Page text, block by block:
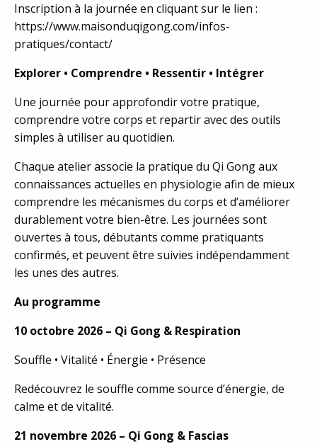
Inscription à la journée en cliquant sur le lien :
https://www.maisonduqigong.com/infos-
pratiques/contact/
Explorer • Comprendre • Ressentir • Intégrer
Une journée pour approfondir votre pratique,
comprendre votre corps et repartir avec des outils
simples à utiliser au quotidien.
Chaque atelier associe la pratique du Qi Gong aux
connaissances actuelles en physiologie afin de mieux
comprendre les mécanismes du corps et d’améliorer
durablement votre bien-être. Les journées sont
ouvertes à tous, débutants comme pratiquants
confirmés, et peuvent être suivies indépendamment
les unes des autres.
Au programme
10 octobre 2026 – Qi Gong & Respiration
Souffle • Vitalité • Énergie • Présence
Redécouvrez le souffle comme source d’énergie, de
calme et de vitalité.
21 novembre 2026 – Qi Gong & Fascias